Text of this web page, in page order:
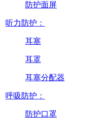
防护面屏
听力防护：
耳塞
耳罩
耳塞分配器
呼吸防护：
防护口罩